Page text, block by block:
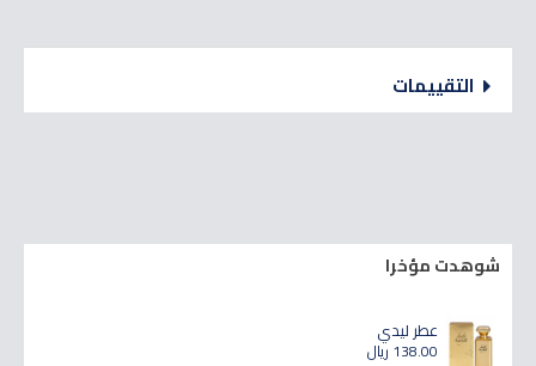
التقييمات
شوهدت مؤخرا
عطر ليدي
138.00 ريال